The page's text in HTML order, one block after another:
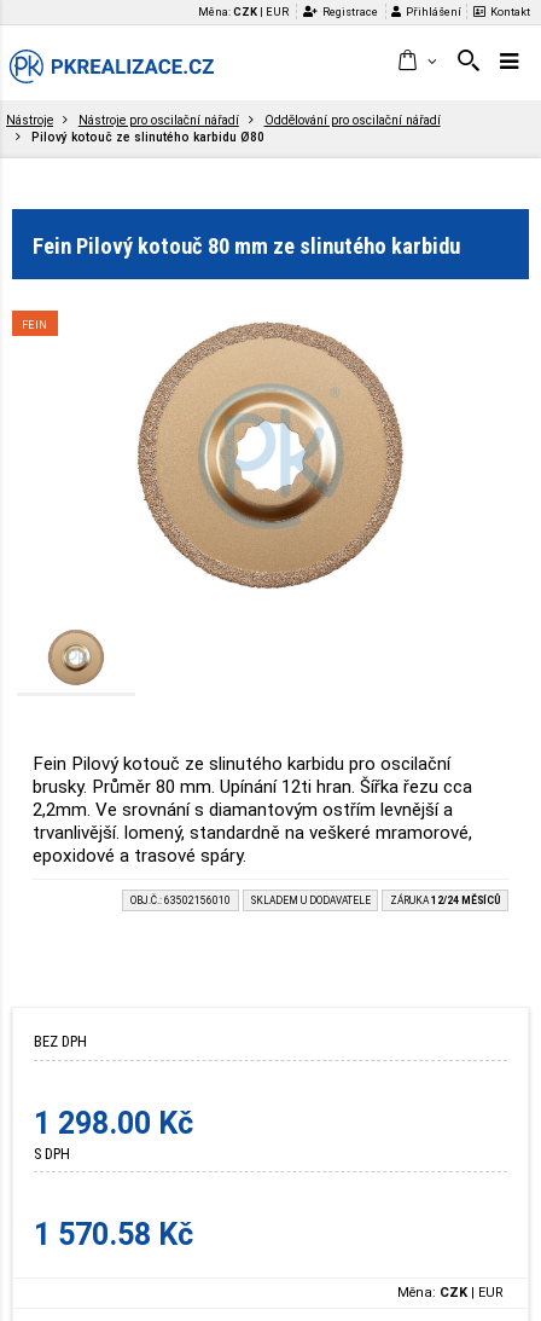
Měna:CZK EUR Registrace Přihlášení Kontakt
Nástroje Nástroje pro oscilační nářadí
Oddělování pro oscilační nářadí
Pilový kotouč ze slinutého karbidu Ø80
Fein Pilový kotouč 80 mm ze slinutého karbidu
FEIN
Fein Pilový kotouč ze slinutého karbidu pro oscilační
brusky. Průměr 80 mm. Upínání 12ti hran. Šířka řezu cca
2,2mm. Ve srovnání s diamantovým ostřím levnější a
trvanlivější. lomený, standardně na veškeré mramorové,
epoxidové a trasové spáry.
OBJ.Č.: 63502156010 SKLADEM U DODAVATELE ZÁRUKA 12/24 MĚSÍCŮ
BEZ DPH
1 298.00 Kč
S DPH
1 570.58 Kč
Měna: CZK | EUR